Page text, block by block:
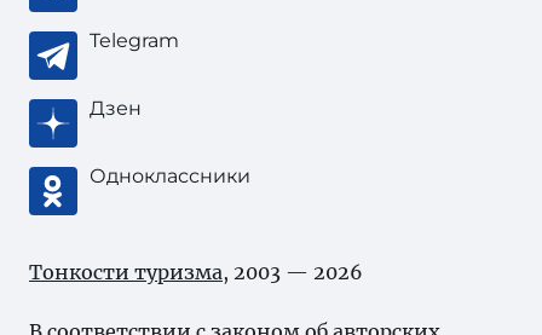
Telegram
Дзен
Одноклассники
Тонкости туризма, 2003 — 2026